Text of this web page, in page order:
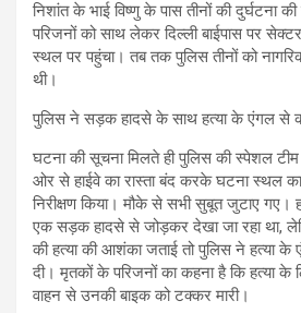
निशांत के भाई विष्णु के पास तीनों की दुर्घटना
परिजनों को साथ लेकर दिल्ली बाईपास पर
स्थल पर पहुंचा। तब तक पुलिस तीनों को
थी।
पुलिस ने सड़क हादसे के साथ हत्या के एंगल से
घटना की सूचना मिलते ही पुलिस की स्पेशल
ओर से हाईवे का रास्ता बंद करके घटना स्थल
निरीक्षण किया। मौके से सभी सुबूत जुटाए गए।
एक सड़क हादसे से जोड़कर देखा जा रहा था,
की हत्या की आशंका जताई तो पुलिस ने हत्या के
दी। मृतकों के परिजनों का कहना है कि हत्या के
वाहन से उनकी बाइक को टक्कर मारी।